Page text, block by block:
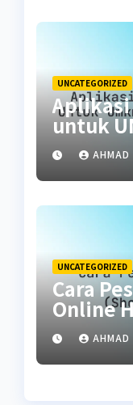
UNCATEGORIZED
Aplikasi
untuk
Pintar)
AHMAD
UNCATEGORIZED
Cara
Online
AHMAD